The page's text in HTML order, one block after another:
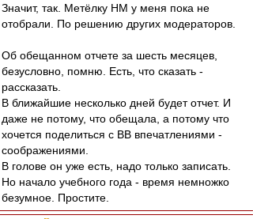
Значит, так. Метёлку НМ у меня пока не
отобрали. По решению других модераторов.
Об обещанном отчете за шесть месяцев,
безусловно, помню. Есть, что сказать -
рассказать.
В ближайшие несколько дней будет отчет. И
даже не потому, что обещала, а потому что
хочется поделиться с ВВ впечатлениями -
соображениями.
В голове он уже есть, надо только записать.
Но начало учебного года - время немножко
безумное. Простите.